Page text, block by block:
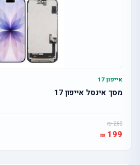
אייפון 17
מסך אינסל אייפון 17
260
199